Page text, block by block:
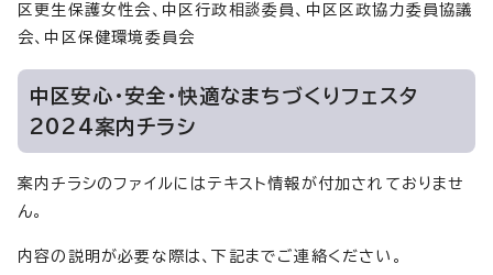
区更生保護女性会、中区行政相談委員、中区区政協力委員協議
会、中区保健環境委員会
中区安心・安全・快適なまちづくりフェスタ
2024案内チラシ
案内チラシのファイルにはテキスト情報が付加されておりませ
ん。
内容の説明が必要な際は、下記までご連絡ください。